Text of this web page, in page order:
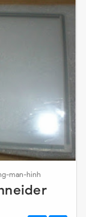
man-hinh